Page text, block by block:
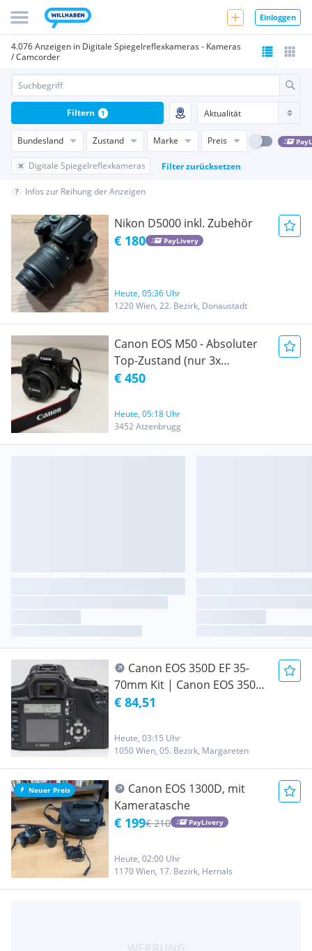
Einloggen
4.076 Anzeigen in Digitale Spiegelreflexkameras - Kameras
/ Camcorder
Bundesland Zustand Marke Preis
Digitale Spiegelreflexkameras Filter zurücksetzen
Filtern 1
Infos zur Reihung der Anzeigen
Nikon D5000 inkl. Zubehör
€ 180 PayLivery
Heute, 05:36 Uhr
1220 Wien, 22. Bezirk, Donaustadt
Canon EOS M50 - Absoluter
Top-Zustand (nur 3x
benutzt!), wie neu!
€ 450
Heute, 05:18 Uhr
3452 Atzenbrugg
Canon EOS 350D EF 35-
70mm Kit | Canon EOS 350D
mit EF 35-70mm Objektiv |
Akku. | Zustand: Gut
#566595
€ 84,51
Heute, 03:15 Uhr
1050 Wien, 05. Bezirk, Margareten
Neuer Preis
Canon EOS 1300D, mit
Kameratasche
€ 199€ 210 PayLivery
Heute, 02:00 Uhr
1170 Wien, 17. Bezirk, Hernals